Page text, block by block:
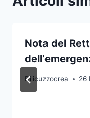
Nota del
Di icuzzocrea 26